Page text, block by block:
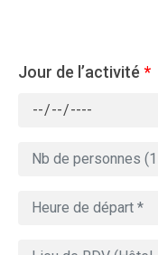
Jour de l’activité *